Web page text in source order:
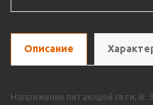
Описание
Напряжение питающей сети, В: